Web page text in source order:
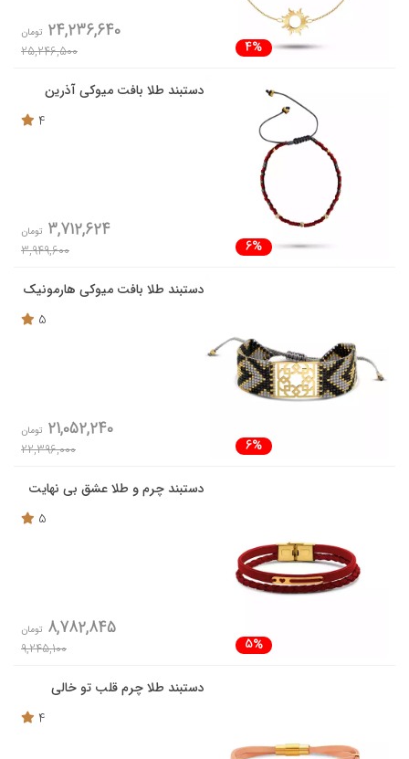
4%
24,236,640 تومان
25,246,500
دستبند طلا بافت میوکی آذرین
4
6%
3,712,624 تومان
3,949,600
دستبند طلا بافت میوکی هارمونیک
5
6%
21,052,240 تومان
22,396,000
دستبند چرم و طلا عشق بی نهایت
5
5%
8,782,845 تومان
9,245,100
دستبند طلا چرم قلب تو خالی
4